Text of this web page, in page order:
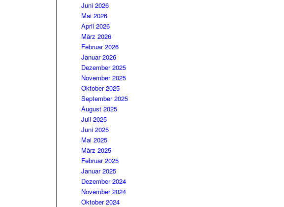
Juni 2026
Mai 2026
April 2026
März 2026
Februar 2026
Januar 2026
Dezember 2025
November 2025
Oktober 2025
September 2025
August 2025
Juli 2025
Juni 2025
Mai 2025
März 2025
Februar 2025
Januar 2025
Dezember 2024
November 2024
Oktober 2024